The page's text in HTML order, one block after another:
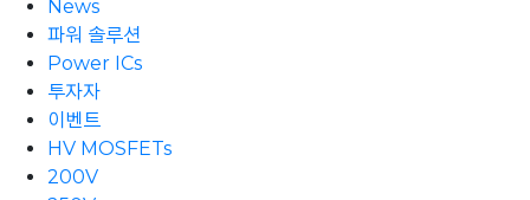
News
파워 솔루션
Power ICs
투자자
이벤트
HV MOSFETs
200V